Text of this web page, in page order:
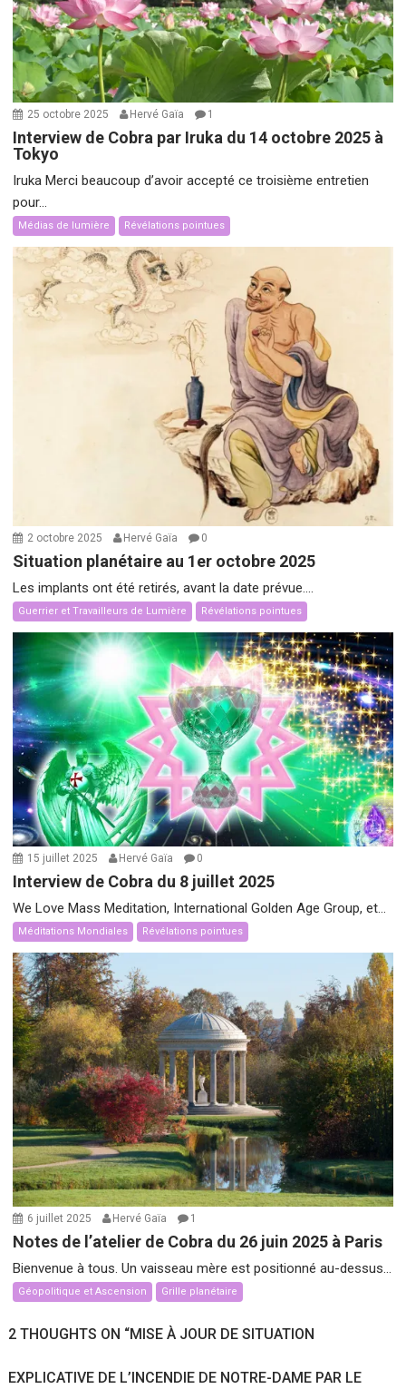
25 octobre 2025 Hervé Gaïa 1
Interview de Cobra par Iruka du 14 octobre 2025 à
Tokyo
Iruka Merci beaucoup d’avoir accepté ce troisième entretien
pour...
Médias de lumière Révélations pointues
2 octobre 2025 Hervé Gaïa 0
Situation planétaire au 1er octobre 2025
Les implants ont été retirés, avant la date prévue....
Guerrier et Travailleurs de Lumière Révélations pointues
15 juillet 2025 Hervé Gaïa 0
Interview de Cobra du 8 juillet 2025
We Love Mass Meditation, International Golden Age Group, et...
Méditations Mondiales Révélations pointues
6 juillet 2025 Hervé Gaïa 1
Notes de l’atelier de Cobra du 26 juin 2025 à Paris
Bienvenue à tous. Un vaisseau mère est positionné au-dessus...
Géopolitique et Ascension Grille planétaire
2 THOUGHTS ON “MISE À JOUR DE SITUATION
EXPLICATIVE DE L’INCENDIE DE NOTRE-DAME PAR LE